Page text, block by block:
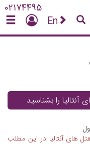
02174495
En
را بشناسید
هتل های آنتالیا در این مطلب